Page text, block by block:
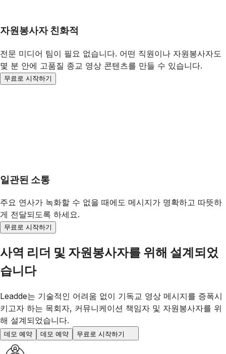
자원봉사자 친화적
전문 미디어 팀이 필요 없습니다. 어떤 직원이나 자원봉사자도
몇 분 안에 고품질 종교 영상 콘텐츠를 만들 수 있습니다.
무료로 시작하기
일관된 소통
주요 연사가 녹화할 수 없을 때에도 메시지가 명확하고 따뜻하
게 전달되도록 하세요.
무료로 시작하기
사역 리더 및 자원봉사자를 위해 설계되었
습니다
Leadde는 기술적인 어려움 없이 기독교 영상 메시지를 증폭시
키고자 하는 목회자, 커뮤니케이션 책임자 및 자원봉사자를 위
해 설계되었습니다.
데모 예약 데모 예약 무료로 시작하기